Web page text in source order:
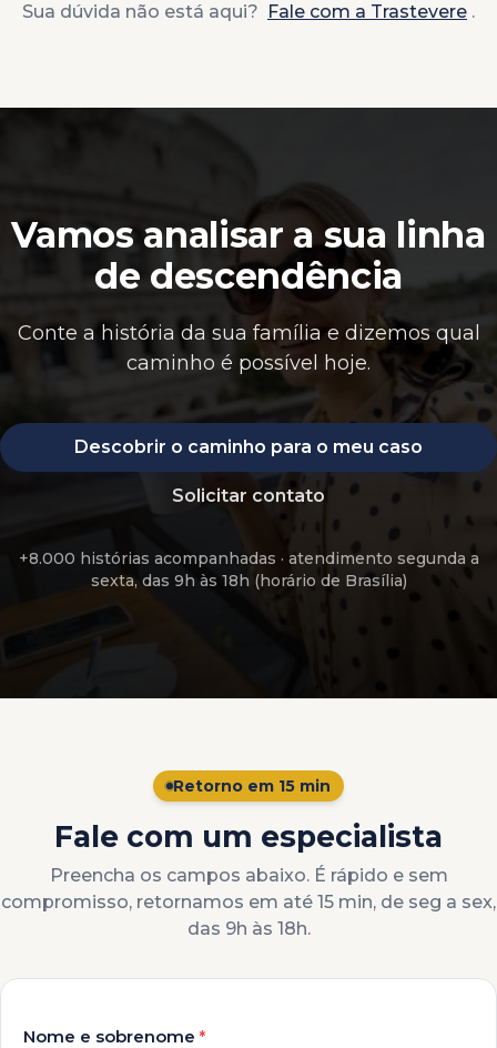
Sua dúvida não está aqui? Fale com a Trastevere .
Vamos analisar a sua linha
de descendência
Conte a história da sua família e dizemos qual
caminho é possível hoje.
Descobrir o caminho para o meu caso
Solicitar contato
+8.000 histórias acompanhadas · atendimento segunda a
sexta, das 9h às 18h (horário de Brasília)
Retorno em 15 min
Fale com um especialista
Preencha os campos abaixo. É rápido e sem
compromisso, retornamos em até 15 min, de seg a sex,
das 9h às 18h.
Nome e sobrenome *